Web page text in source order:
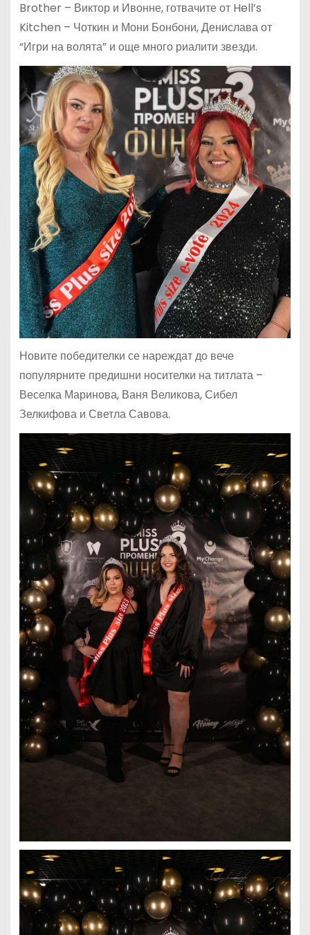
Brother – Виктор и Ивонне, готвачите от Hell’s
Kitchen – Чоткин и Мони Бонбони, Денислава от
“Игри на волята” и още много риалити звезди.
Новите победителки се нареждат до вече
популярните предишни носителки на титлата –
Веселка Маринова, Ваня Великова, Сибел
Зелкифова и Светла Савова.